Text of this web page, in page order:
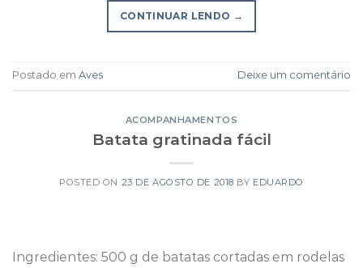
CONTINUAR LENDO →
Postado em Aves Deixe um comentário
ACOMPANHAMENTOS
Batata gratinada fácil
POSTED ON 23 DE AGOSTO DE 2018 BY EDUARDO
Ingredientes: 500 g de batatas cortadas em rodelas